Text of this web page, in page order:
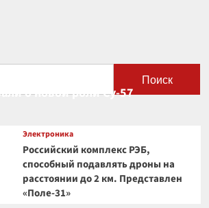
Поиск
о новой роли Су-57
Электроника
Российский комплекс РЭБ,
способный подавлять дроны на
расстоянии до 2 км. Представлен
«Поле-31»